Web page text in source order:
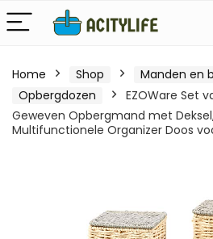
Home Shop
Manden en
Opbergdozen
EZOWare Set
Geweven Opbergmand met
Multifunctionele Organizer Doos